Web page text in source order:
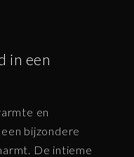
in een
en
bijzondere
De intieme